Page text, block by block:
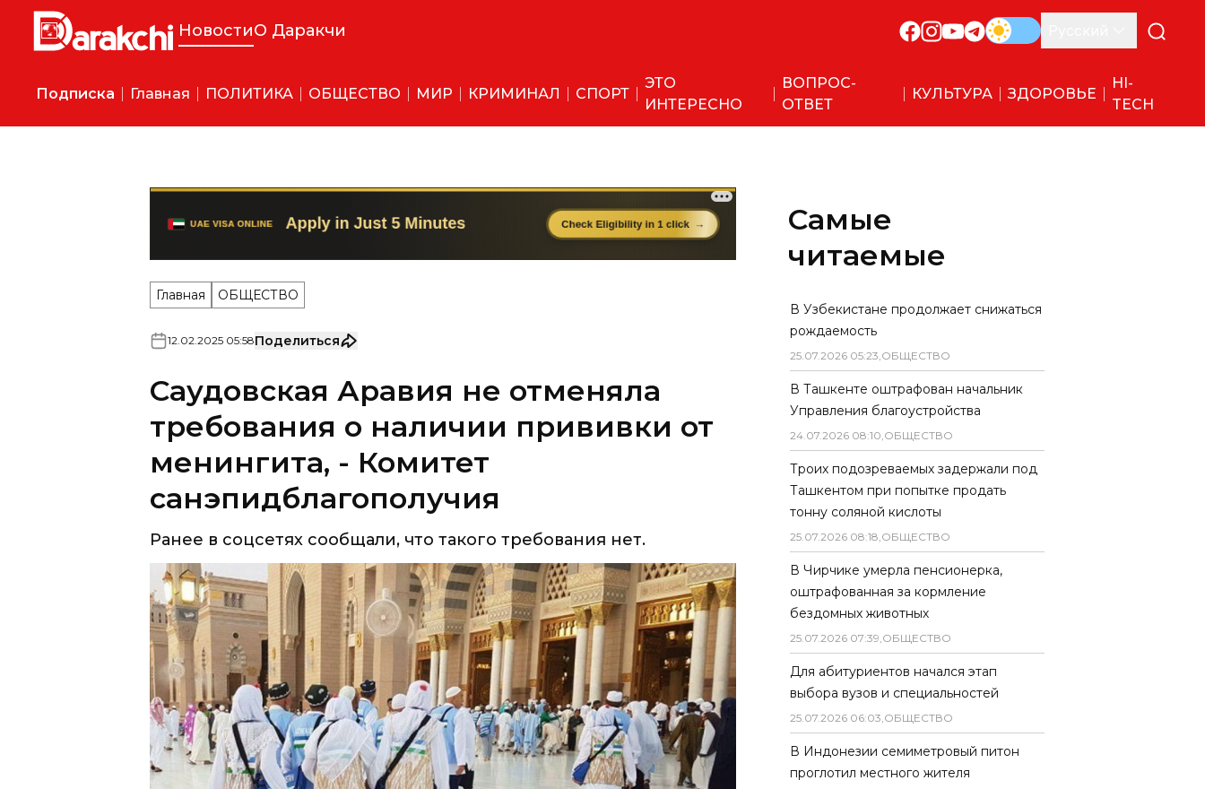
НовостиО Даракчи
Подписка Главная ПОЛИТИКА ОБЩЕСТВО МИР КРИМИНАЛ СПОРТ
ЭТО
ИНТЕРЕСНО
ВОПРОС-
ОТВЕТ
КУЛЬТУРА ЗДОРОВЬЕ
HI-
TECH
Главная ОБЩЕСТВО
12 02 2025 05:58Поделиться
Саудовская Аравия не отменяла
требования о наличии прививки от
менингита, - Комитет
санэпидблагополучия
Ранее в соцсетях сообщали, что такого требования нет.
Самые
читаемые
В Узбекистане продолжает снижаться
рождаемость
25.07.2026 05:23,ОБЩЕСТВО
В Ташкенте оштрафован начальник
Управления благоустройства
24.07.2026 08:10,ОБЩЕСТВО
Троих подозреваемых задержали под
Ташкентом при попытке продать
тонну соляной кислоты
25.07.2026 08:18,ОБЩЕСТВО
В Чирчике умерла пенсионерка,
оштрафованная за кормление
бездомных животных
25.07.2026 07:39,ОБЩЕСТВО
Для абитуриентов начался этап
выбора вузов и специальностей
25.07.2026 06:03,ОБЩЕСТВО
В Индонезии семиметровый питон
проглотил местного жителя